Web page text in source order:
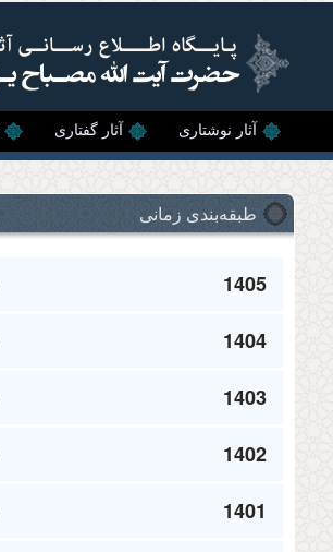
آثار نوشتاری آثار گفتاری
طبقه‌بندی زمانی
1405
1404
1403
1402
1401